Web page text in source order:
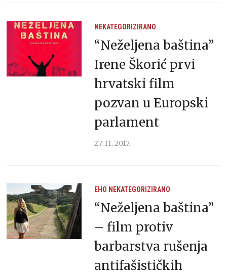
NEKATEGORIZIRANO
“Neželjena baština”
Irene Škorić prvi
hrvatski film
pozvan u Europski
parlament
27. 11. 2017.
EHO NEKATEGORIZIRANO
“Neželjena baština”
– film protiv
barbarstva rušenja
antifašističkih